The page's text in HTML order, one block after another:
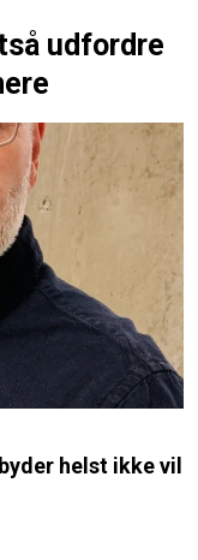
udfordre
helst ikke vil